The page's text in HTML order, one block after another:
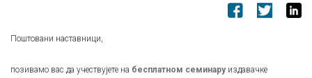
Поштовани наставници,
позивамо вас да учествујете на бесплатном семинару издавачке